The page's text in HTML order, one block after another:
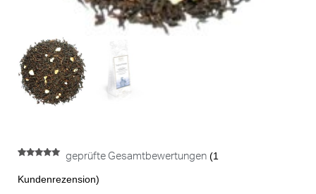
basierend
geprüfte Gesamtbewertungen (1
Kundenrezension)